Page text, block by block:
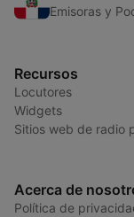
Emisoras y
Recursos
Locutores
Widgets
Sitios web de radio
Acerca de
Política de